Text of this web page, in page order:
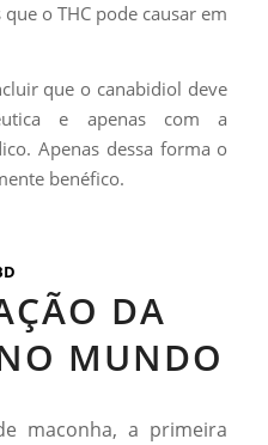
o THC pode causar em
que o canabidiol deve
e apenas com a
Apenas dessa forma o
benéfico.
DA
MUNDO
maconha, a primeira